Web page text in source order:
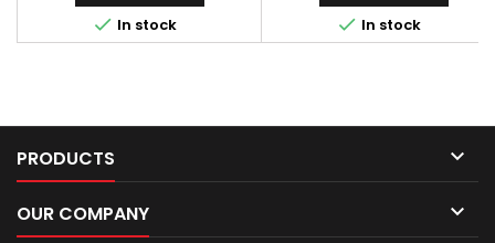
 In stock  In stock
PRODUCTS 
OUR COMPANY 